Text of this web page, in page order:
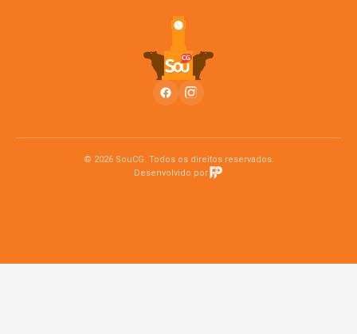
© 2026 SouCG. Todos os direitos reservados.
Desenvolvido por